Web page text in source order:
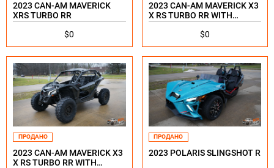
2023 CAN-AM MAVERICK
XRS TURBO RR
$0
2023 CAN-AM MAVERICK X3
X RS TURBO RR WITH
SMART-SHOX 72
$0
ПРОДАНО
2023 CAN-AM MAVERICK X3
X RS TURBO RR WITH
ПРОДАНО
2023 POLARIS SLINGSHOT R